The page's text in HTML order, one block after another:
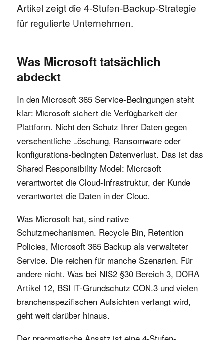
Artikel zeigt die 4-Stufen-Backup-Strategie
für regulierte Unternehmen.
Was Microsoft tatsächlich
abdeckt
In den Microsoft 365 Service-Bedingungen steht
klar: Microsoft sichert die Verfügbarkeit der
Plattform. Nicht den Schutz Ihrer Daten gegen
versehentliche Löschung, Ransomware oder
konfigurations-bedingten Datenverlust. Das ist das
Shared Responsibility Model: Microsoft
verantwortet die Cloud-Infrastruktur, der Kunde
verantwortet die Daten in der Cloud.
Was Microsoft hat, sind native
Schutzmechanismen. Recycle Bin, Retention
Policies, Microsoft 365 Backup als verwalteter
Service. Die reichen für manche Szenarien. Für
andere nicht. Was bei NIS2 §30 Bereich 3, DORA
Artikel 12, BSI IT-Grundschutz CON.3 und vielen
branchenspezifischen Aufsichten verlangt wird,
geht weit darüber hinaus.